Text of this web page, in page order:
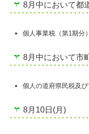
8月中において都
個人事業税（第1期分
8月中において市
個人の道府県民税及
8月10日(月)